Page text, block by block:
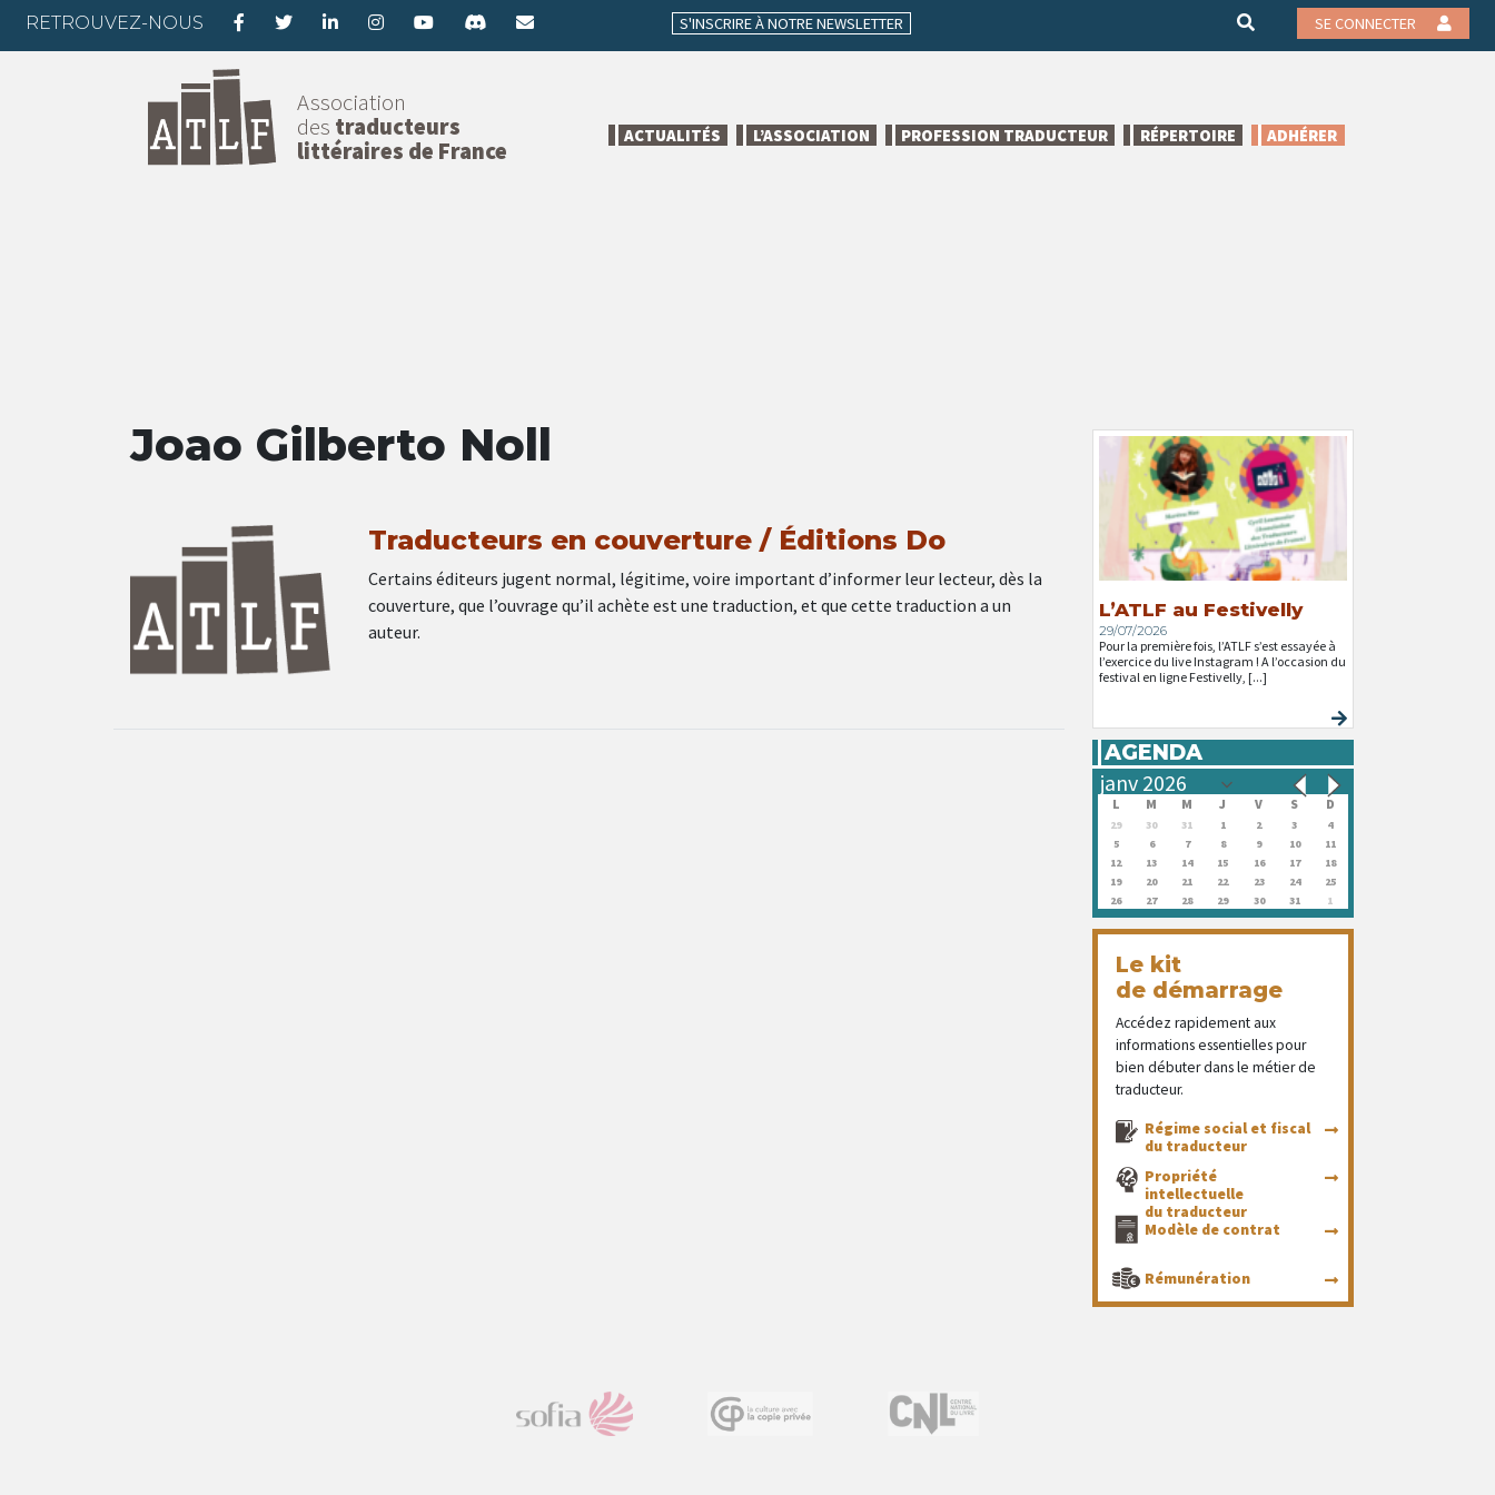
RETROUVEZ-NOUS S'INSCRIRE À NOTRE NEWSLETTER SE CONNECTER
Association
des traducteurs
littéraires de France
ACTUALITÉS L’ASSOCIATION PROFESSION TRADUCTEUR RÉPERTOIRE ADHÉRER
Joao Gilberto Noll
Traducteurs en couverture / Éditions Do
Certains éditeurs jugent normal, légitime, voire important d’informer leur lecteur, dès la
couverture, que l’ouvrage qu’il achète est une traduction, et que cette traduction a un
auteur.
L’ATLF au Festivelly
29/07/2026
Pour la première fois, l’ATLF s’est essayée à
l’exercice du live Instagram ! A l’occasion du
festival en ligne Festivelly, [...]
AGENDA
L M M J V S D
29 30 31 1 2 3
4
5
6 7 8 9 10
11
12
13 14 15 16 17
18
19
20 21 22 23 24
25
26
27 28 29 30 31 1
Le kit
de démarrage
Accédez rapidement aux
informations essentielles pour
bien débuter dans le métier de
traducteur.
Régime social et fiscal
du traducteur
Propriété
intellectuelle
du traducteur
Modèle de contrat
Rémunération